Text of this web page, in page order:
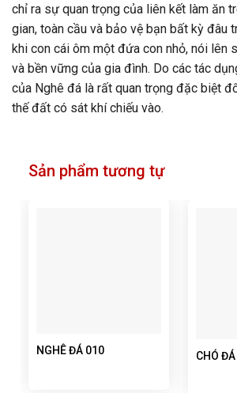
chỉ ra sự quan trọng của liên kết làm ăn
gian, toàn cầu và bảo vệ bạn bất kỳ đâu
khi con cái ôm một đứa con nhỏ, nói lên
và bền vững của gia đình. Do các tác
của Nghê đá là rất quan trọng đặc biệt
thế đất có sát khí chiếu vào.
Sản phẩm tương tự
NGHÊ ĐÁ 010 CHÓ